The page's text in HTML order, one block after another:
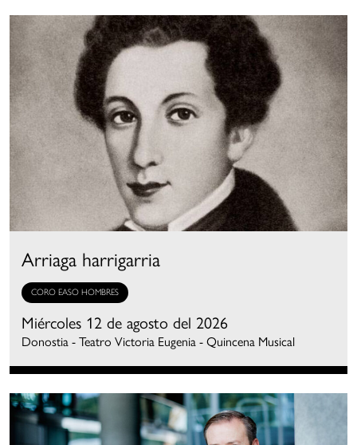
Arriaga harrigarria
CORO EASO HOMBRES
Miércoles 12 de agosto del 2026
Donostia - Teatro Victoria Eugenia - Quincena Musical